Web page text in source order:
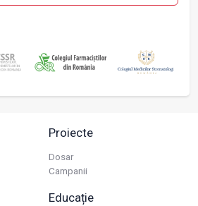
Proiecte
Dosar
Campanii
Educație